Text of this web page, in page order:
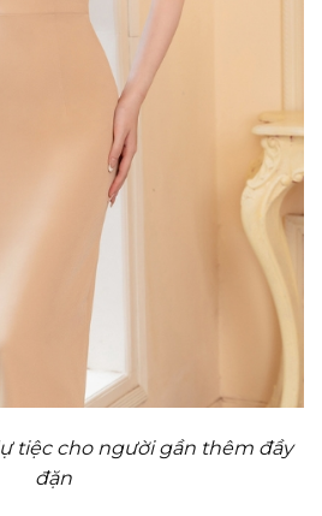
tiệc cho người gần thêm đầy
đặn